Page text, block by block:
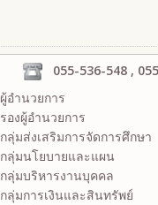
055-536-548 ,
ผู้อำนวยการ
รองผู้อำนวยการ
กลุ่มส่งเสริมการจัดการศึกษา
กลุ่มนโยบายและแผน
กลุ่มบริหารงานบุคคล
กลุ่มการเงินและสินทรัพย์